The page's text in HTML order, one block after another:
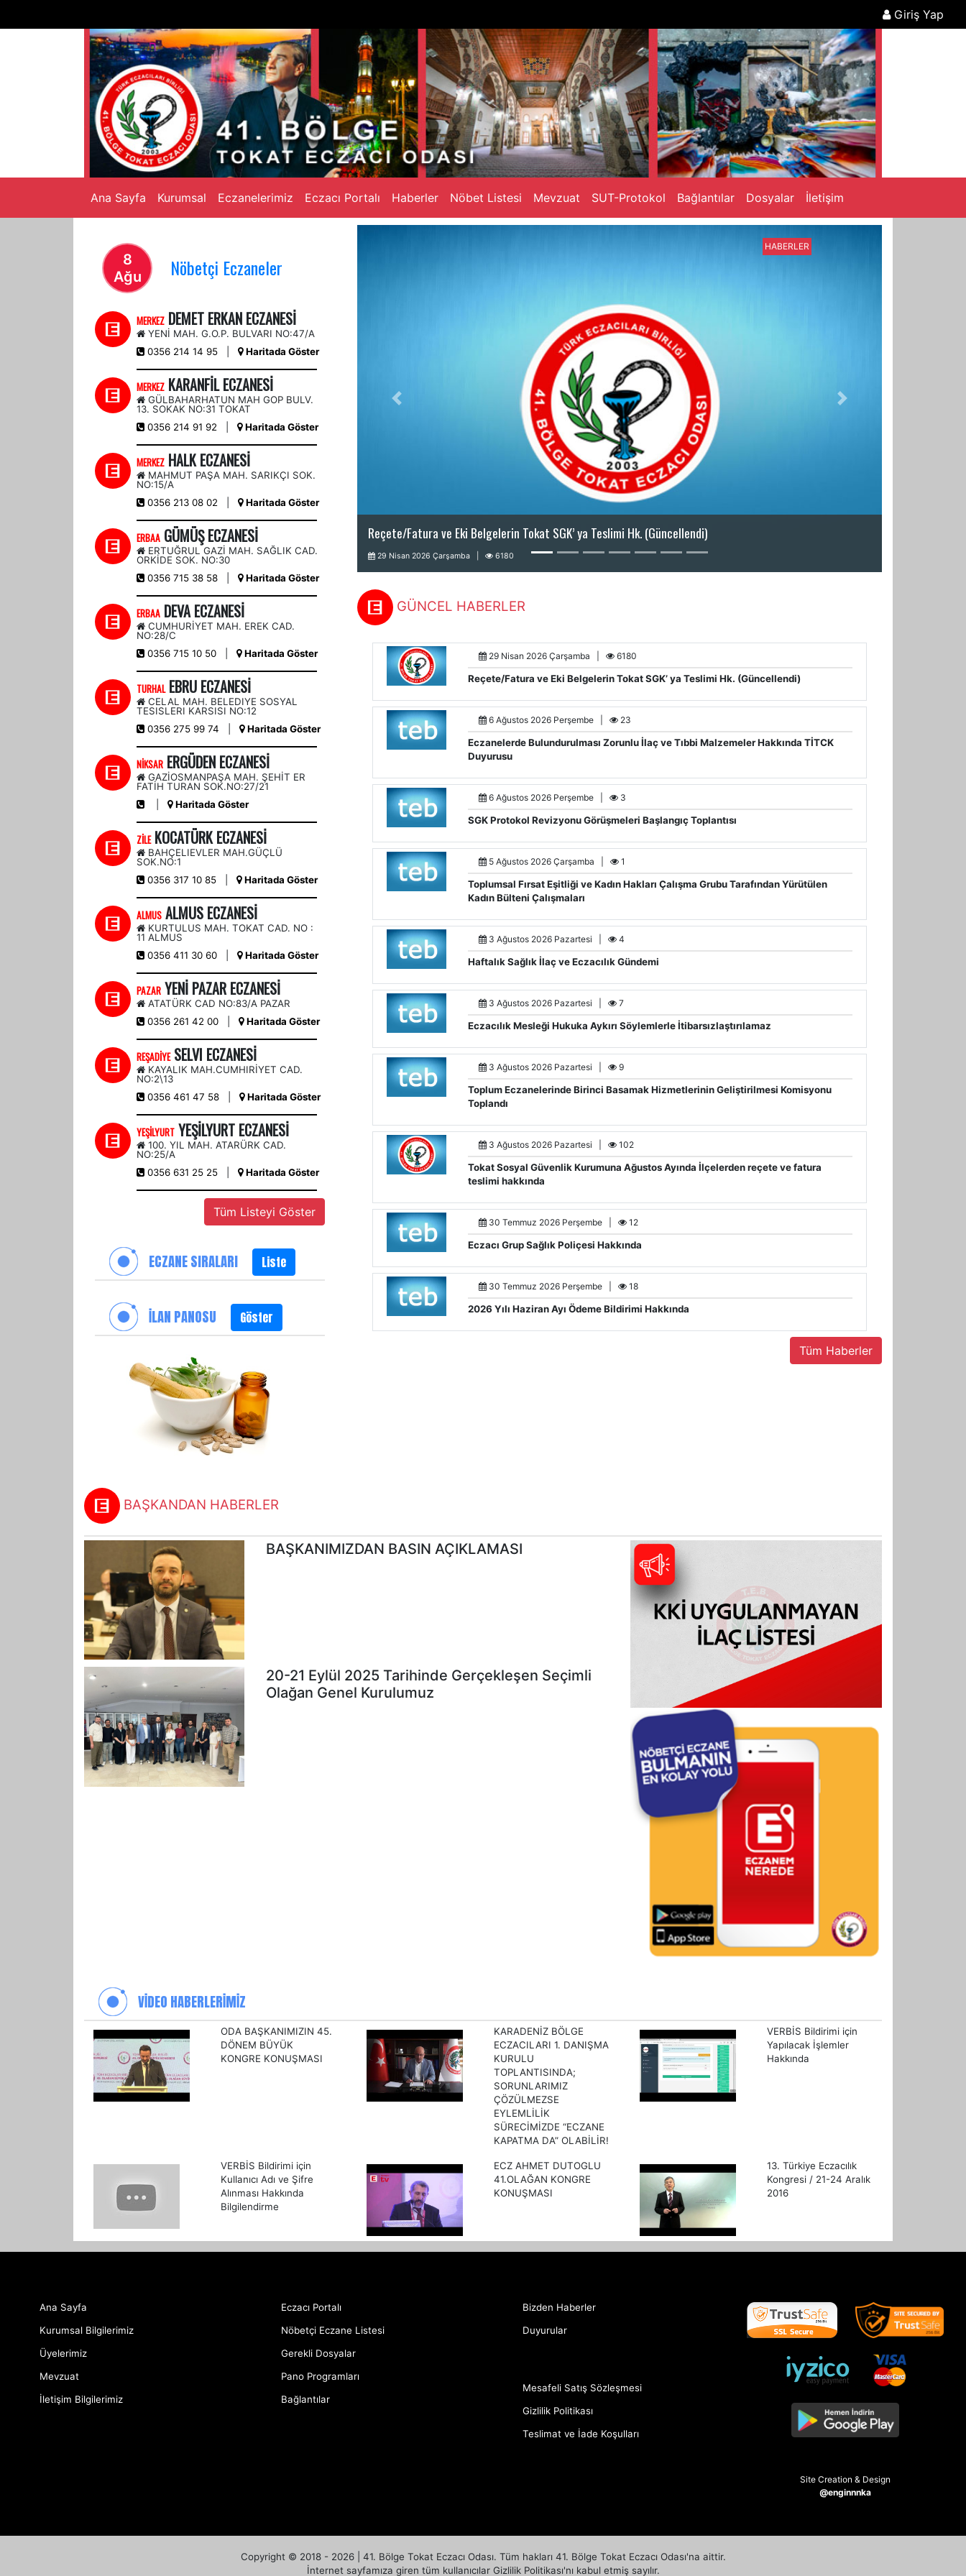
Giriş Yap
Ana Sayfa Kurumsal Eczanelerimiz Eczacı Portalı Haberler Nöbet Listesi Mevzuat SUT-Protokol Bağlantılar Dosyalar İletişim
8
Ağu
Nöbetçi Eczaneler
MERKEZ DEMET ERKAN ECZANESİ
YENİ MAH. G.O.P. BULVARI NO:47/A
0356 214 14 95 | Haritada Göster
MERKEZ KARANFİL ECZANESİ
GÜLBAHARHATUN MAH GOP BULV.
13. SOKAK NO:31 TOKAT
0356 214 91 92 | Haritada Göster
MERKEZ HALK ECZANESİ
MAHMUT PAŞA MAH. SARIKÇI SOK.
NO:15/A
0356 213 08 02 | Haritada Göster
ERBAA GÜMÜŞ ECZANESİ
ERTUĞRUL GAZİ MAH. SAĞLIK CAD.
ORKİDE SOK. NO:30
0356 715 38 58 | Haritada Göster
ERBAA DEVA ECZANESİ
CUMHURİYET MAH. EREK CAD.
NO:28/C
0356 715 10 50 | Haritada Göster
TURHALEBRU ECZANESİ
CELAL MAH. BELEDIYE SOSYAL
TESISLERI KARSISI NO:12
0356 275 99 74 | Haritada Göster
NİKSAR ERGÜDEN ECZANESİ
GAZİOSMANPAŞA MAH. ŞEHİT ER
FATİH TURAN SOK.NO:27/21
|
Haritada Göster
ZİLEKOCATÜRK ECZANESİ
BAHÇELIEVLER MAH.GÜÇLÜ
SOK.NO:1
0356 317 10 85 | Haritada Göster
ALMUS ALMUS ECZANESİ
KURTULUS MAH. TOKAT CAD. NO :
11 ALMUS
0356 411 30 60 | Haritada Göster
PAZAR YENİ PAZAR ECZANESİ
ATATÜRK CAD NO:83/A PAZAR
0356 261 42 00 | Haritada Göster
REŞADİYESELVI ECZANESİ
KAYALIK MAH.CUMHIRİYET CAD.
NO:2\13
0356 461 47 58 | Haritada Göster
YEŞİLYURT YEŞİLYURT ECZANESİ
100. YIL MAH. ATARÜRK CAD.
NO:25/A
0356 631 25 25 | Haritada Göster
Tüm Listeyi Göster
ECZANE SIRALARI Liste
İLAN PANOSU Göster
SGK’ ya Teslimi Hk. (Güncellendi)
HABERLER
BAŞKANIMIZDAN BASIN AÇIKLAMASI
2 Temmuz 2026 Perşembe |
GÜNCEL HABERLER
29 Nisan 2026 Çarşamba | 6180
Reçete/Fatura ve Eki Belgelerin Tokat SGK’ ya Teslimi Hk. (Güncellendi)
6 Ağustos 2026 Perşembe | 23
Eczanelerde Bulundurulması Zorunlu İlaç ve Tıbbi Malzemeler Hakkında TİTCK
Duyurusu
6 Ağustos 2026 Perşembe | 3
SGK Protokol Revizyonu Görüşmeleri Başlangıç Toplantısı
5 Ağustos 2026 Çarşamba | 1
Toplumsal Fırsat Eşitliği ve Kadın Hakları Çalışma Grubu Tarafından Yürütülen
Kadın Bülteni Çalışmaları
3 Ağustos 2026 Pazartesi | 4
Haftalık Sağlık İlaç ve Eczacılık Gündemi
3 Ağustos 2026 Pazartesi | 7
Eczacılık Mesleği Hukuka Aykırı Söylemlerle İtibarsızlaştırılamaz
3 Ağustos 2026 Pazartesi | 9
Toplum Eczanelerinde Birinci Basamak Hizmetlerinin Geliştirilmesi Komisyonu
Toplandı
3 Ağustos 2026 Pazartesi | 102
Tokat Sosyal Güvenlik Kurumuna Ağustos Ayında İlçelerden reçete ve fatura
teslimi hakkında
30 Temmuz 2026 Perşembe | 12
Eczacı Grup Sağlık Poliçesi Hakkında
30 Temmuz 2026 Perşembe | 18
2026 Yılı Haziran Ayı Ödeme Bildirimi Hakkında
Tüm Haberler
BAŞKANDAN HABERLER
BAŞKANIMIZDAN BASIN AÇIKLAMASI
20-21 Eylül 2025 Tarihinde Gerçekleşen Seçimli
Olağan Genel Kurulumuz
VİDEO HABERLERİMİZ
ODA BAŞKANIMIZIN 45.
DÖNEM BÜYÜK
KONGRE KONUŞMASI
KARADENİZ BÖLGE
ECZACILARI 1. DANIŞMA
KURULU
TOPLANTISINDA;
SORUNLARIMIZ
ÇÖZÜLMEZSE
EYLEMLİLİK
SÜRECİMİZDE “ECZANE
KAPATMA DA” OLABİLİR!
VERBİS Bildirimi için
Yapılacak İşlemler
Hakkında
VERBİS Bildirimi için
Kullanıcı Adı ve Şifre
Alınması Hakkında
Bilgilendirme
ECZ AHMET DUTOGLU
41.OLAĞAN KONGRE
KONUŞMASI
13. Türkiye Eczacılık
Kongresi / 21-24 Aralık
2016
Ana Sayfa
Kurumsal Bilgilerimiz
Üyelerimiz
Mevzuat
İletişim Bilgilerimiz
Eczacı Portalı
Nöbetçi Eczane Listesi
Gerekli Dosyalar
Pano Programları
Bağlantılar
Bizden Haberler
Duyurular
Mesafeli Satış Sözleşmesi
Gizlilik Politikası
Teslimat ve İade Koşulları
Site Creation & Design
@enginnnka
Copyright © 2018 - 2026 | 41. Bölge Tokat Eczacı Odası. Tüm hakları 41. Bölge Tokat Eczacı Odası'na aittir.
İnternet sayfamıza giren tüm kullanıcılar Gizlilik Politikası'nı kabul etmiş sayılır.